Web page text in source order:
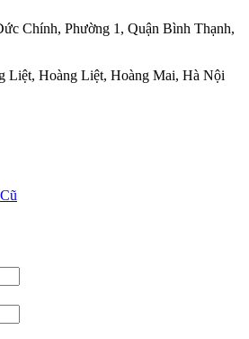
Chính, Phường 1, Quận Bình Thạnh,
Liệt, Hoàng Liệt, Hoàng Mai, Hà Nội